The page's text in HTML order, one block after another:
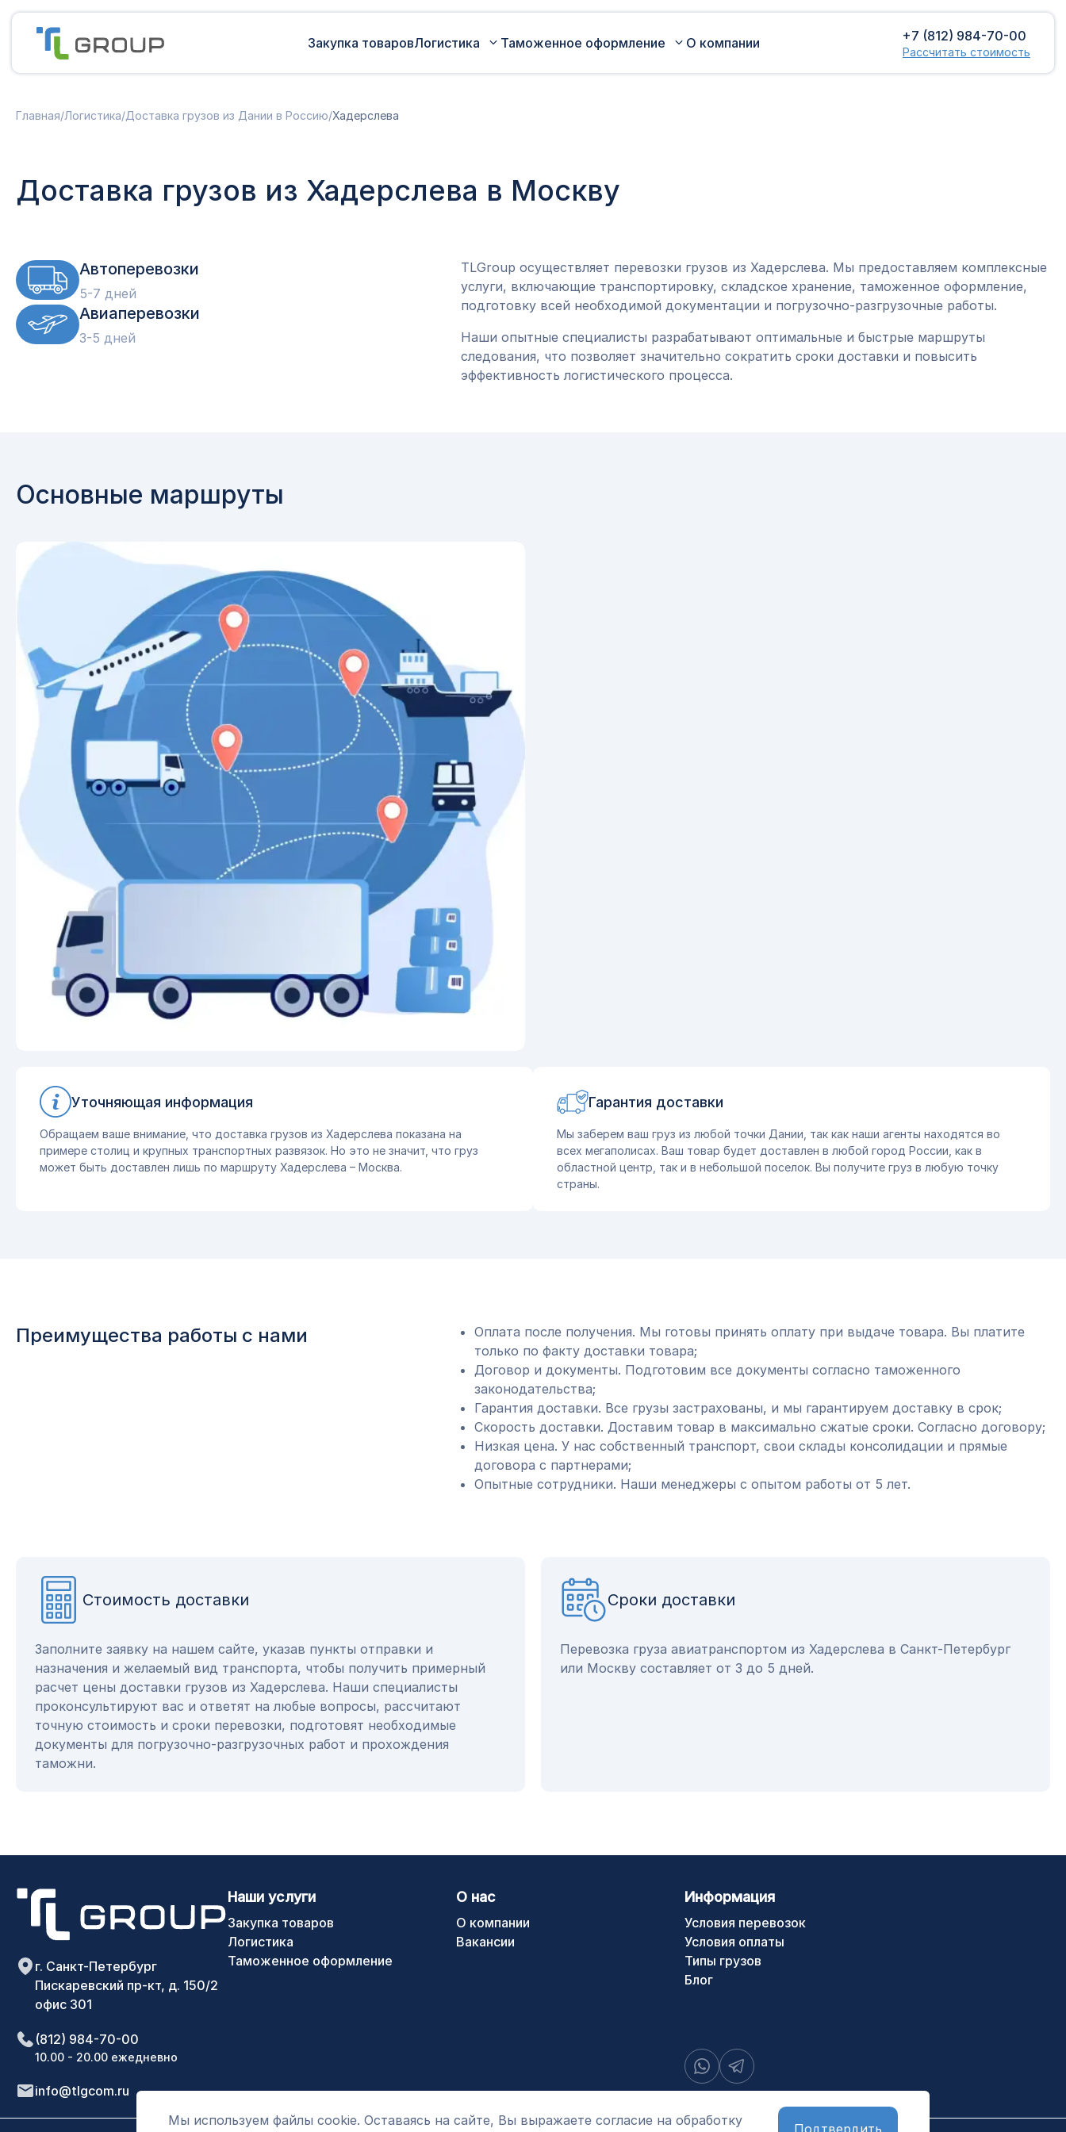
Закупка товаровЛогистика
Доставка грузов из Турции в
Россию
Железнодорожные перевозки грузов
Таможенное оформление
Международная доставка
товара
О компании +7 (812) 984-70-00
Рассчитать стоимость
Главная/Логистика/Доставка грузов из Дании в Россию/Хадерслева
Доставка грузов из Хадерслева в Москву
Автоперевозки
5-7 дней
Авиаперевозки
3-5 дней
TLGroup осуществляет перевозки грузов из Хадерслева. Мы предоставляем комплексные
услуги, включающие транспортировку, складское хранение, таможенное оформление,
подготовку всей необходимой документации и погрузочно-разгрузочные работы.
Наши опытные специалисты разрабатывают оптимальные и быстрые маршруты
следования, что позволяет значительно сократить сроки доставки и повысить
эффективность логистического процесса.
Основные маршруты
Уточняющая информация
Обращаем ваше внимание, что доставка грузов из Хадерслева показана на
примере столиц и крупных транспортных развязок. Но это не значит, что груз
может быть доставлен лишь по маршруту Хадерслева – Москва.
Гарантия доставки
Мы заберем ваш груз из любой точки Дании, так как наши агенты находятся во
всех мегаполисах. Ваш товар будет доставлен в любой город России, как в
областной центр, так и в небольшой поселок. Вы получите груз в любую точку
страны.
Преимущества работы с нами
Оплата после получения. Мы готовы принять оплату при выдаче товара. Вы платите
только по факту доставки товара;
Договор и документы. Подготовим все документы согласно таможенного
законодательства;
Гарантия доставки. Все грузы застрахованы, и мы гарантируем доставку в срок;
Скорость доставки. Доставим товар в максимально сжатые сроки. Согласно договору;
Низкая цена. У нас собственный транспорт, свои склады консолидации и прямые
договора с партнерами;
Опытные сотрудники. Наши менеджеры с опытом работы от 5 лет.
Стоимость доставки
Заполните заявку на нашем сайте, указав пункты отправки и
назначения и желаемый вид транспорта, чтобы получить примерный
расчет цены доставки грузов из Хадерслева. Наши специалисты
проконсультируют вас и ответят на любые вопросы, рассчитают
точную стоимость и сроки перевозки, подготовят необходимые
документы для погрузочно-разгрузочных работ и прохождения
таможни.
Сроки доставки
Перевозка груза авиатранспортом из Хадерслева в Санкт-Петербург
или Москву составляет от 3 до 5 дней.
Мы используем файлы cookie. Оставаясь на сайте, Вы выражаете согласие на обработку
Подтвердить
г. Санкт-Петербург
Пискаревский пр-кт, д. 150/2
офис 301
(812) 984-70-00
10.00 - 20.00 ежедневно
info@tlgcom.ru
Закупка товаров
Наши услуги
Логистика
Таможенное оформление
О нас
О компании
Вакансии
Информация
Условия перевозок
Условия оплаты
Типы грузов
Блог